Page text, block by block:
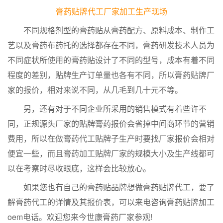
膏药贴牌代工厂家加工生产现场
不同规格剂型的膏药贴从膏药配方、原料成本、制作工
艺以及膏药布药托的选择都存在不同，膏药研发技术人员为
不同症状所使用的膏药贴设计了不同的型号，成本有着不同
程度的差别，贴牌生产订单量也各有不同，所以膏药贴牌厂
家的报价，相对来说不同，从几毛到几十元不等。
另，还有对于不同企业所采用的销售模式有着些许不
同，正规源头厂家的贴牌膏药报价会省掉中间商环节的营销
费用，所以在做膏药代工贴牌子生产时要找厂家报价会相对
便宜一些，而且膏药加工贴牌厂家的规模大小及生产线都可
以在考察时尽收眼底，这样会比较放心。
如果您也有自己的膏药贴品牌想做膏药贴牌代工，要了
解膏药代工的详情及其报价表，可以来电咨询膏药贴牌加工
oem电话。欢迎您来今世康膏药厂家参观!